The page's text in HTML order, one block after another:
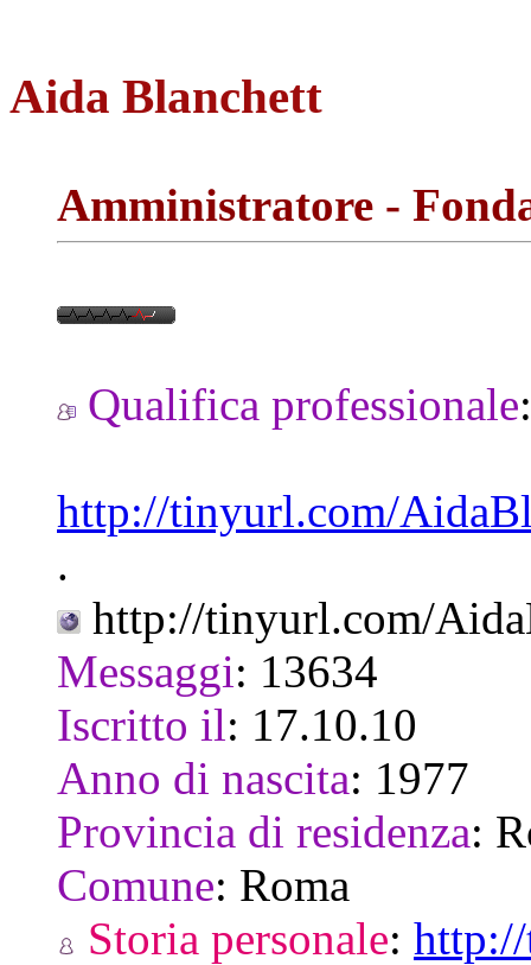
Aida Blanchett
Amministratore -
Qualifica professionale
http://tinyurl.com/
.
http://tinyurl.com/
Messaggi: 13634
Iscritto il: 17.10.10
Anno di nascita: 1977
Provincia di residenza:
Comune: Roma
Storia personale: